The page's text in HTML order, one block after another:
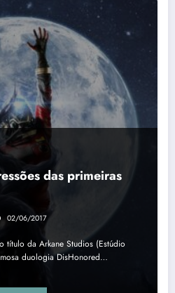
das primeiras
02/06/2017
título da Arkane Studios (Estúdio
duologia DisHonored…